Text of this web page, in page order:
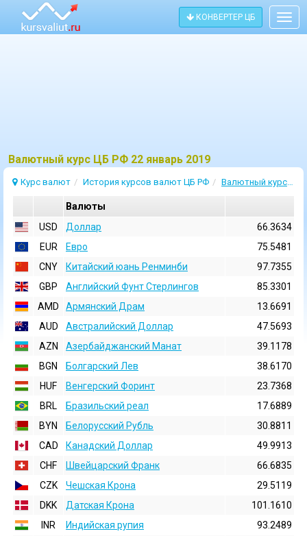
КОНВЕРТЕР ЦБ
Bалютный курс ЦБ РФ 22 январь 2019
Курс валют История курсов валют ЦБ РФ Валютный курс 22 Январь 2019
Валюты
USD
Доллар
66.3634
EUR
Евро
75.5481
CNY
Китайский юань Ренминби
97.7355
GBP
Английский Фунт Стерлингов
85.3301
AMD
Армянский Драм
13.6691
AUD
Австралийский Доллар
47.5693
AZN
Азербайджанский Манат
39.1178
BGN
Болгарский Лев
38.6170
HUF
Венгерский Форинт
23.7368
BRL
Бразильский реал
17.6889
BYN
Белорусский Рубль
30.8811
CAD
Канадский Доллар
49.9913
CHF
Швейцарский Франк
66.6835
CZK
Чешская Крона
29.5119
DKK
Датская Крона
101.1610
INR
Индийская pупия
93.2489